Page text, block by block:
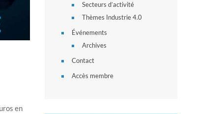
en
Secteurs d’activité
Thèmes Industrie 4.0
Événements
Archives
Contact
Accès membre